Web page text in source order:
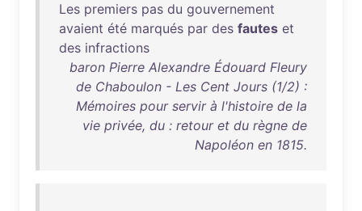
Les premiers pas du gouvernement
avaient été marqués par des fautes et
des infractions
baron Pierre Alexandre Édouard Fleury
de Chaboulon - Les Cent Jours (1/2) :
Mémoires pour servir à l'histoire de la
vie privée, du : retour et du règne de
Napoléon en 1815.